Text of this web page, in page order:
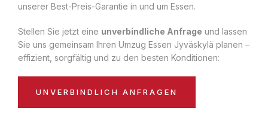
unserer Best-Preis-Garantie in und um Essen.
Stellen Sie jetzt eine unverbindliche Anfrage und lassen
Sie uns gemeinsam Ihren Umzug Essen Jyväskylä planen –
effizient, sorgfältig und zu den besten Konditionen:
UNVERBINDLICH ANFRAGEN